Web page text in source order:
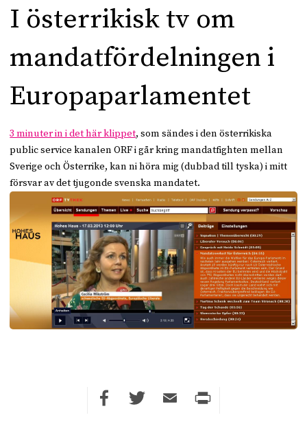
I österrikisk tv om
mandatfördelningen i
Europaparlamentet
3 minuter in i det här klippet, som sändes i den österrikiska
public service kanalen ORF i går kring mandatfighten mellan
Sverige och Österrike, kan ni höra mig (dubbad till tyska) i mitt
försvar av det tjugonde svenska mandatet.
Facebook
Twitter
Email